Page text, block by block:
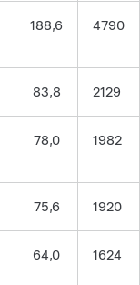
188,6 4790
83,8 2129
78,0 1982
75,6 1920
64,0 1624